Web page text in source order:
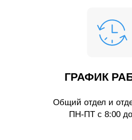
ГРАФИК
Общий отдел и
ПН-ПТ с 8:00